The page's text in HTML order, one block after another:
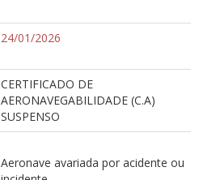
24/01/2026
CERTIFICADO DE
AERONAVEGABILIDADE (C.A)
SUSPENSO
Aeronave avariada por acidente ou